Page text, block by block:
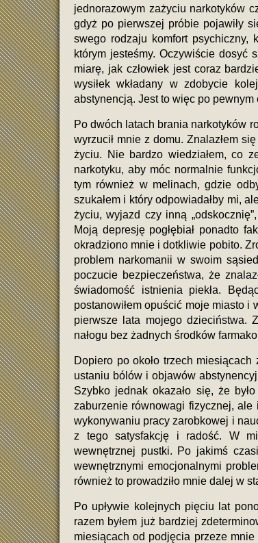
jednorazowym zażyciu narkotyków
gdyż po pierwszej próbie pojawiły
swego rodzaju komfort
którym jesteśmy. Oczywiście dosyć
miarę, jak człowiek jest coraz
wysiłek wkładany w zdobycie
abstynencją. Jest to więc po pewnym
Po dwóch latach brania narkotyków
wyrzucił mnie z domu. Znalazłem
życiu. Nie bardzo wiedziałem, co
narkotyku, aby móc normalnie
tym również w melinach, gdzie
szukałem i który odpowiadałby mi,
życiu, wyjazd czy inną
Moją depresję pogłębiał ponadto
okradziono mnie i dotkliwie pobito.
problem narkomanii w swoim
poczucie bezpieczeństwa, że
świadomość istnienia piekła.
postanowiłem opuścić moje miasto i
pierwsze lata mojego dzieciństwa.
nałogu bez żadnych środków
Dopiero po około trzech
ustaniu bólów i objawów
Szybko jednak okazało się, że
zaburzenie równowagi fizycznej,
wykonywaniu pracy zarobkowej i
z tego satysfakcję i radość. W
wewnętrznej pustki. Po jakimś
wewnętrznymi emocjonalnymi
również to prowadziło mnie dalej w
Po upływie kolejnych pięciu lat
razem byłem już bardziej
miesiącach od podjęcia przeze